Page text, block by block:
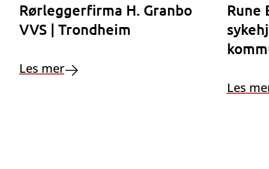
Rørleggerfirma H. Granbo
VVS | Trondheim
Les mer
Rune
Les